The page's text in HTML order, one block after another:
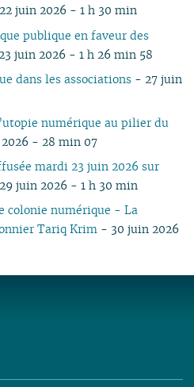
juin 2026 - 1 h 30 min
publique en faveur des
juin 2026 - 1 h 26 min 58
dans les associations - 27 juin
numérique au pilier du
- 28 min 07
mardi 23 juin 2026 sur
juin 2026 - 1 h 30 min
colonie numérique - La
Tariq Krim- 30 juin 2026